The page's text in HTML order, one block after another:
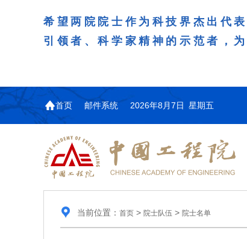
希望两院院士作为科技界杰出代
引领者、科学家精神的示范者，
首页 邮件系统 2026年8月7日 星期五
当前位置： 首页> 院士队伍 > 院士名单